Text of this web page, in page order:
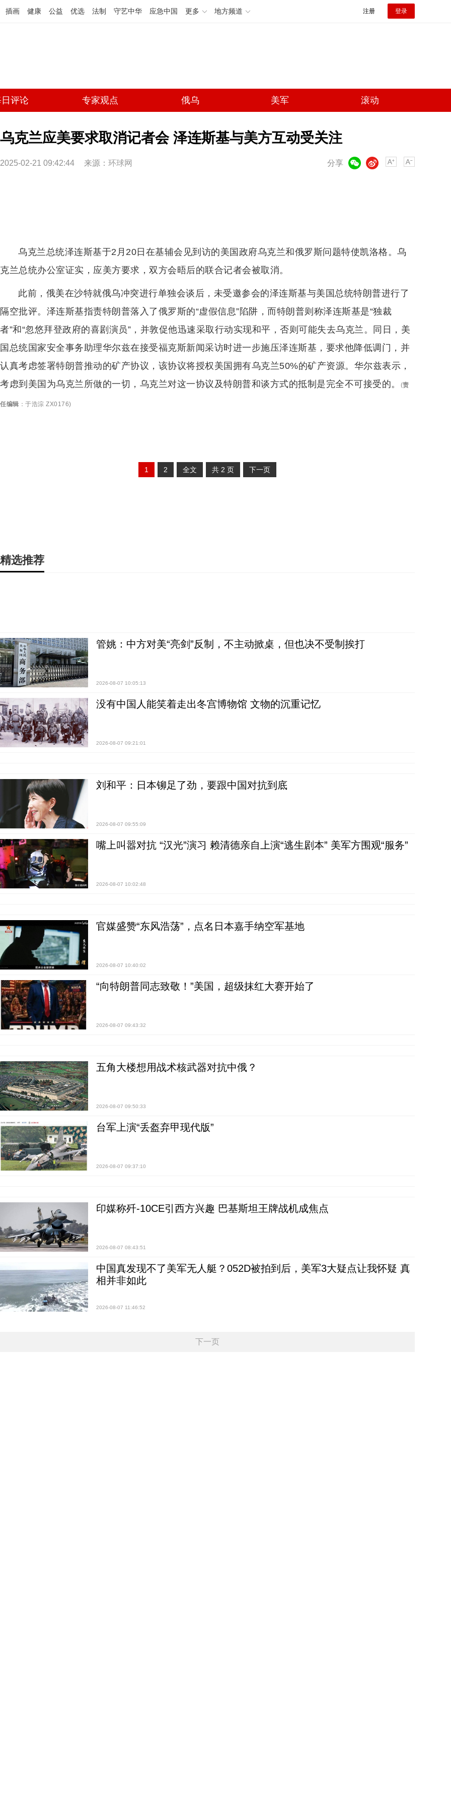
插画 健康 公益 优选 法制 守艺中华 应急中国 更多 地方频道 注册 登录
评论 专家观点 俄乌 美军 滚动
乌克兰应美要求取消记者会 泽连斯基与美方互动受关注
2025-02-21 09:42:44 来源： 环球网 分享
微博
乌克兰总统泽连斯基于2月20日在基辅会见到访的美国政府乌克兰和俄罗斯问题特使凯洛格。乌
克兰总统办公室证实，应美方要求，双方会晤后的联合记者会被取消。
此前，俄美在沙特就俄乌冲突进行单独会谈后，未受邀参会的泽连斯基与美国总统特朗普进行了
隔空批评。泽连斯基指责特朗普落入了俄罗斯的“虚假信息”陷阱，而特朗普则称泽连斯基是“独裁
者”和“忽悠拜登政府的喜剧演员”，并敦促他迅速采取行动实现和平，否则可能失去乌克兰。同日，美
国总统国家安全事务助理华尔兹在接受福克斯新闻采访时进一步施压泽连斯基，要求他降低调门，并
认真考虑签署特朗普推动的矿产协议，该协议将授权美国拥有乌克兰50%的矿产资源。华尔兹表示，
考虑到美国为乌克兰所做的一切，乌克兰对这一协议及特朗普和谈方式的抵制是完全不可接受的。
(责
任编辑 ： 于浩淙 ZX0176)
1 2 全文 共 2 页 下一页
精选推荐
管姚：中方对美“亮剑”反制，不主动掀桌，但也决不受制挨打
2026-08-07 10:05:13
没有中国人能笑着走出冬宫博物馆 文物的沉重记忆
2026-08-07 09:21:01
刘和平：日本铆足了劲，要跟中国对抗到底
2026-08-07 09:55:09
嘴上叫嚣对抗 “汉光”演习 赖清德亲自上演“逃生剧本” 美军方围观“服务”
2026-08-07 10:02:48
官媒盛赞“东风浩荡”，点名日本嘉手纳空军基地
2026-08-07 10:40:02
“向特朗普同志致敬！”美国，超级抹红大赛开始了
2026-08-07 09:43:32
五角大楼想用战术核武器对抗中俄？
2026-08-07 09:50:33
台军上演“丢盔弃甲现代版”
2026-08-07 09:37:10
印媒称歼-10CE引西方兴趣 巴基斯坦王牌战机成焦点
2026-08-07 08:43:51
中国真发现不了美军无人艇？052D被拍到后，美军3大疑点让我怀疑 真
相并非如此
2026-08-07 11:46:52
下一页